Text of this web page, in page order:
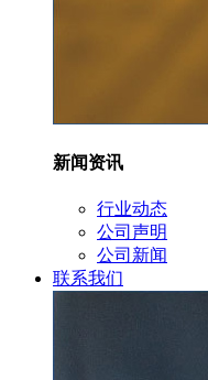
新闻资讯
行业动态
公司声明
公司新闻
联系我们